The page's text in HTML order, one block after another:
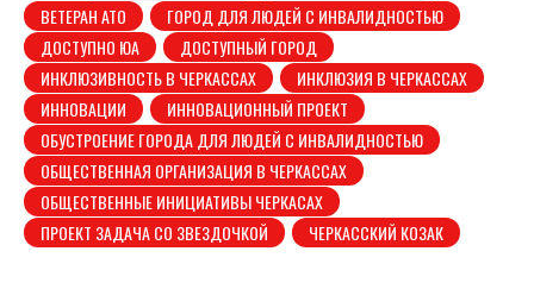
ВЕТЕРАН АТО
ГОРОД ДЛЯ ЛЮДЕЙ С ИНВАЛИДНОСТЬЮ
ДОСТУПНО ЮА
ДОСТУПНЫЙ ГОРОД
ИНКЛЮЗИВНОСТЬ В ЧЕРКАССАХ
ИНКЛЮЗИЯ В ЧЕРКАССАХ
ИННОВАЦИИ
ИННОВАЦИОННЫЙ ПРОЕКТ
ОБУСТРОЕНИЕ ГОРОДА ДЛЯ ЛЮДЕЙ С ИНВАЛИДНОСТЬЮ
ОБЩЕСТВЕННАЯ ОРГАНИЗАЦИЯ В ЧЕРКАССАХ
ОБЩЕСТВЕННЫЕ ИНИЦИАТИВЫ ЧЕРКАСАХ
ПРОЕКТ ЗАДАЧА СО ЗВЕЗДОЧКОЙ
ЧЕРКАССКИЙ КОЗАК